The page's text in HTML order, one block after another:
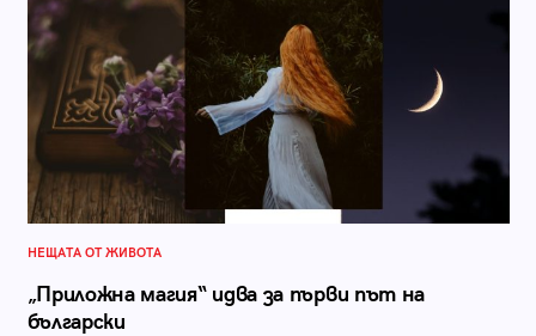
НЕЩАТА ОТ ЖИВОТА
„Приложна магия“ идва за първи път на
български